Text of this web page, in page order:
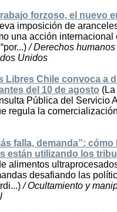
forzoso, el nuevo
imposición de
una acción
/ Derechos
Unidos
Libres Chile convoca a
del 10 de agosto
Pública del Servicio
regula la
falla, demanda”:
están utilizando los
alimentos
desafiando las
/ Ocultamiento y